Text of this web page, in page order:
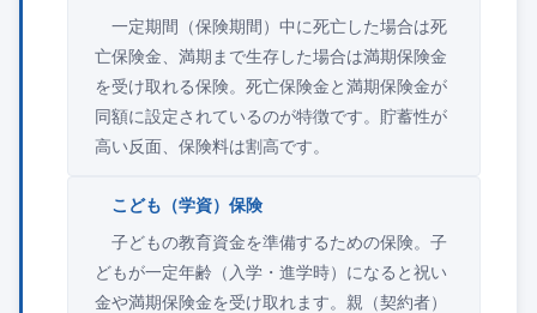
一定期間（保険期間）中に死亡した場合は死
亡保険金、満期まで生存した場合は満期保険金
を受け取れる保険。死亡保険金と満期保険金が
同額に設定されているのが特徴です。貯蓄性が
高い反面、保険料は割高です。
こども（学資）保険
子どもの教育資金を準備するための保険。子
どもが一定年齢（入学・進学時）になると祝い
金や満期保険金を受け取れます。親（契約者）